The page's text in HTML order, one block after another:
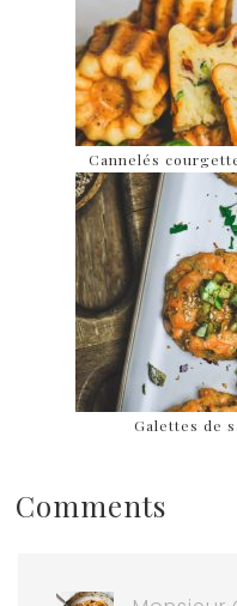
Cannelés
Galettes de
Comments